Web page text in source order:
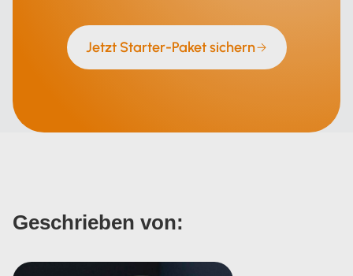
Jetzt Starter-Paket sichern
Geschrieben von: